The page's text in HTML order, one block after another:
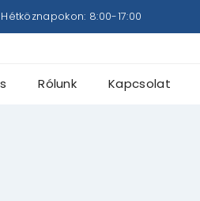
Hétköznapokon: 8:00-17:00
Rólunk Kapcsolat